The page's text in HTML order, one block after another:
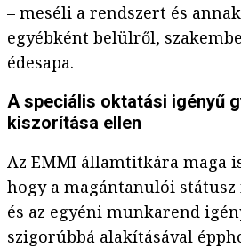
– meséli a rendszert és
egyébként belülről,
édesapa.
A speciális oktatási igényű
kiszorítása ellen
Az EMMI államtitkára maga
hogy a magántanulói státusz
és az egyéni munkarend
szigorúbbá alakításával